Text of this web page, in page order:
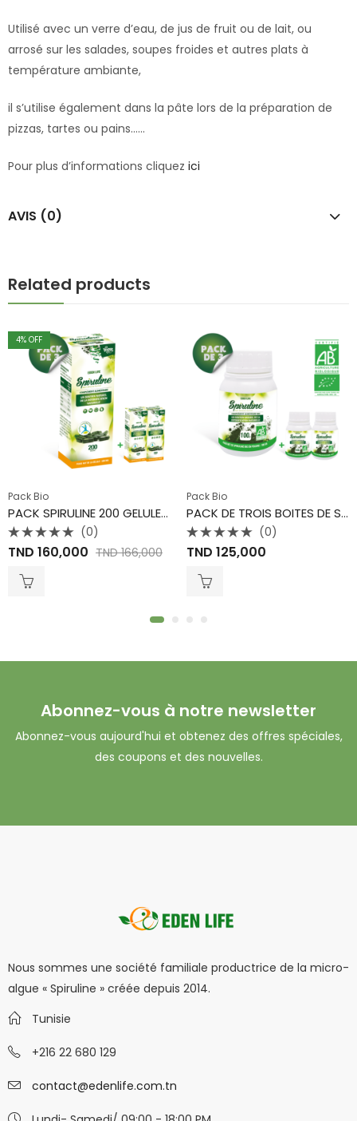
Utilisé avec un verre d’eau, de jus de fruit ou de lait, ou
arrosé sur les salades, soupes froides et autres plats à
température ambiante,
il s’utilise également dans la pâte lors de la préparation de
pizzas, tartes ou pains.…..
Pour plus d’informations cliquez ici
AVIS (0)
Related products
4% OFF
Pack Bio
PACK SPIRULINE 200 GELULES -(500 mg)-Eden Life
Note
0
(0)
TND 160,000 TND166,000
Pack Bio
PACK DE TROIS BOITES DE SPIRULINE BIO 100 GRAMMES POUDRE
Note
0
(0)
TND 125,000
Abonnez-vous à notre newsletter
Abonnez-vous aujourd'hui et obtenez des offres spéciales,
des coupons et des nouvelles.
Nous sommes une société familiale productrice de la micro-
algue « Spiruline » créée depuis 2014.
Tunisie
+216 22 680 129
contact@edenlife.com.tn